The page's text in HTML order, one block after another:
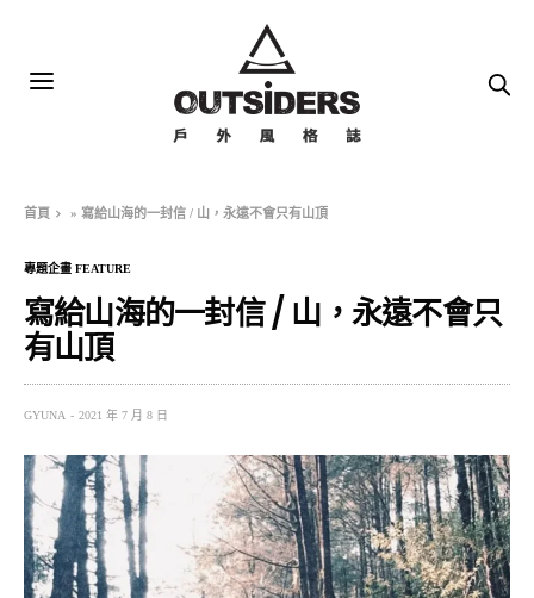
首頁 »寫給山海的一封信 / 山，永遠不會只有山頂
專題企畫 FEATURE
寫給山海的一封信 / 山，永遠不會只
有山頂
GYUNA 2021 年 7 月 8 日